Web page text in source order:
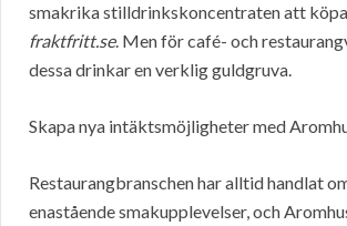
smakrika stilldrinkskoncentraten att
fraktfritt.se. Men för café- och
dessa drinkar en verklig guldgruva.
Skapa nya intäktsmöjligheter med
Restaurangbranschen har alltid handlat
enastående smakupplevelser, och